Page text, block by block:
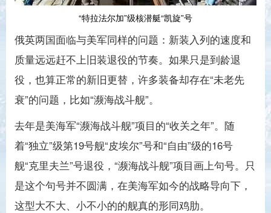
“特拉法尔加”级核潜艇“凯旋”号
俄英两国面临与美军同样的问题：新装入列的速度和
质量远远赶不上旧装退役的节奏。如果只是到龄退
役，也算正常的新旧更替，许多装备却存在“未老先
衰”的问题，比如“濒海战斗舰”。
去年是美海军“濒海战斗舰”项目的“收关之年”。随
着“独立”级第19号舰“皮埃尔”号和“自由”级的16号
舰“克里夫兰”号退役，“濒海战斗舰”项目画上句号。只
是这个句号并不圆满，在美海军如今的战略导向下，
这型大不大、小不小的的舰真的形同鸡肋。